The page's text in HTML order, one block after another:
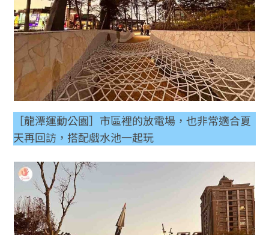
［龍潭運動公園］市區裡的放電場，也非常適合夏
天再回訪，搭配戲水池一起玩